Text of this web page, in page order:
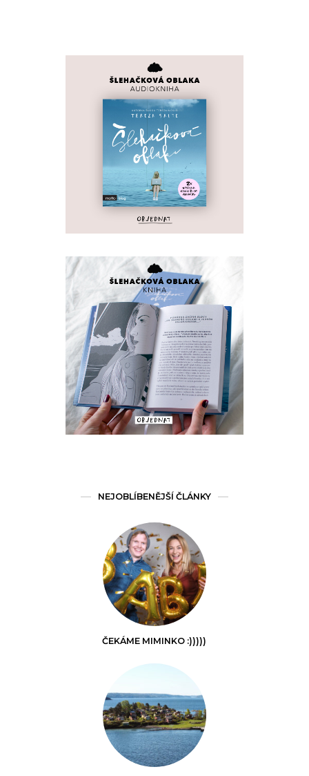
NEJOBLÍBENĚJŠÍ ČLÁNKY
ČEKÁME MIMINKO :)))))